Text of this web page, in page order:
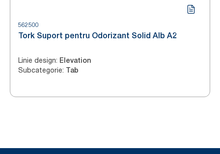
562500
Tork Suport pentru Odorizant Solid Alb A2
Linie design: Elevation
Subcategorie: Tab